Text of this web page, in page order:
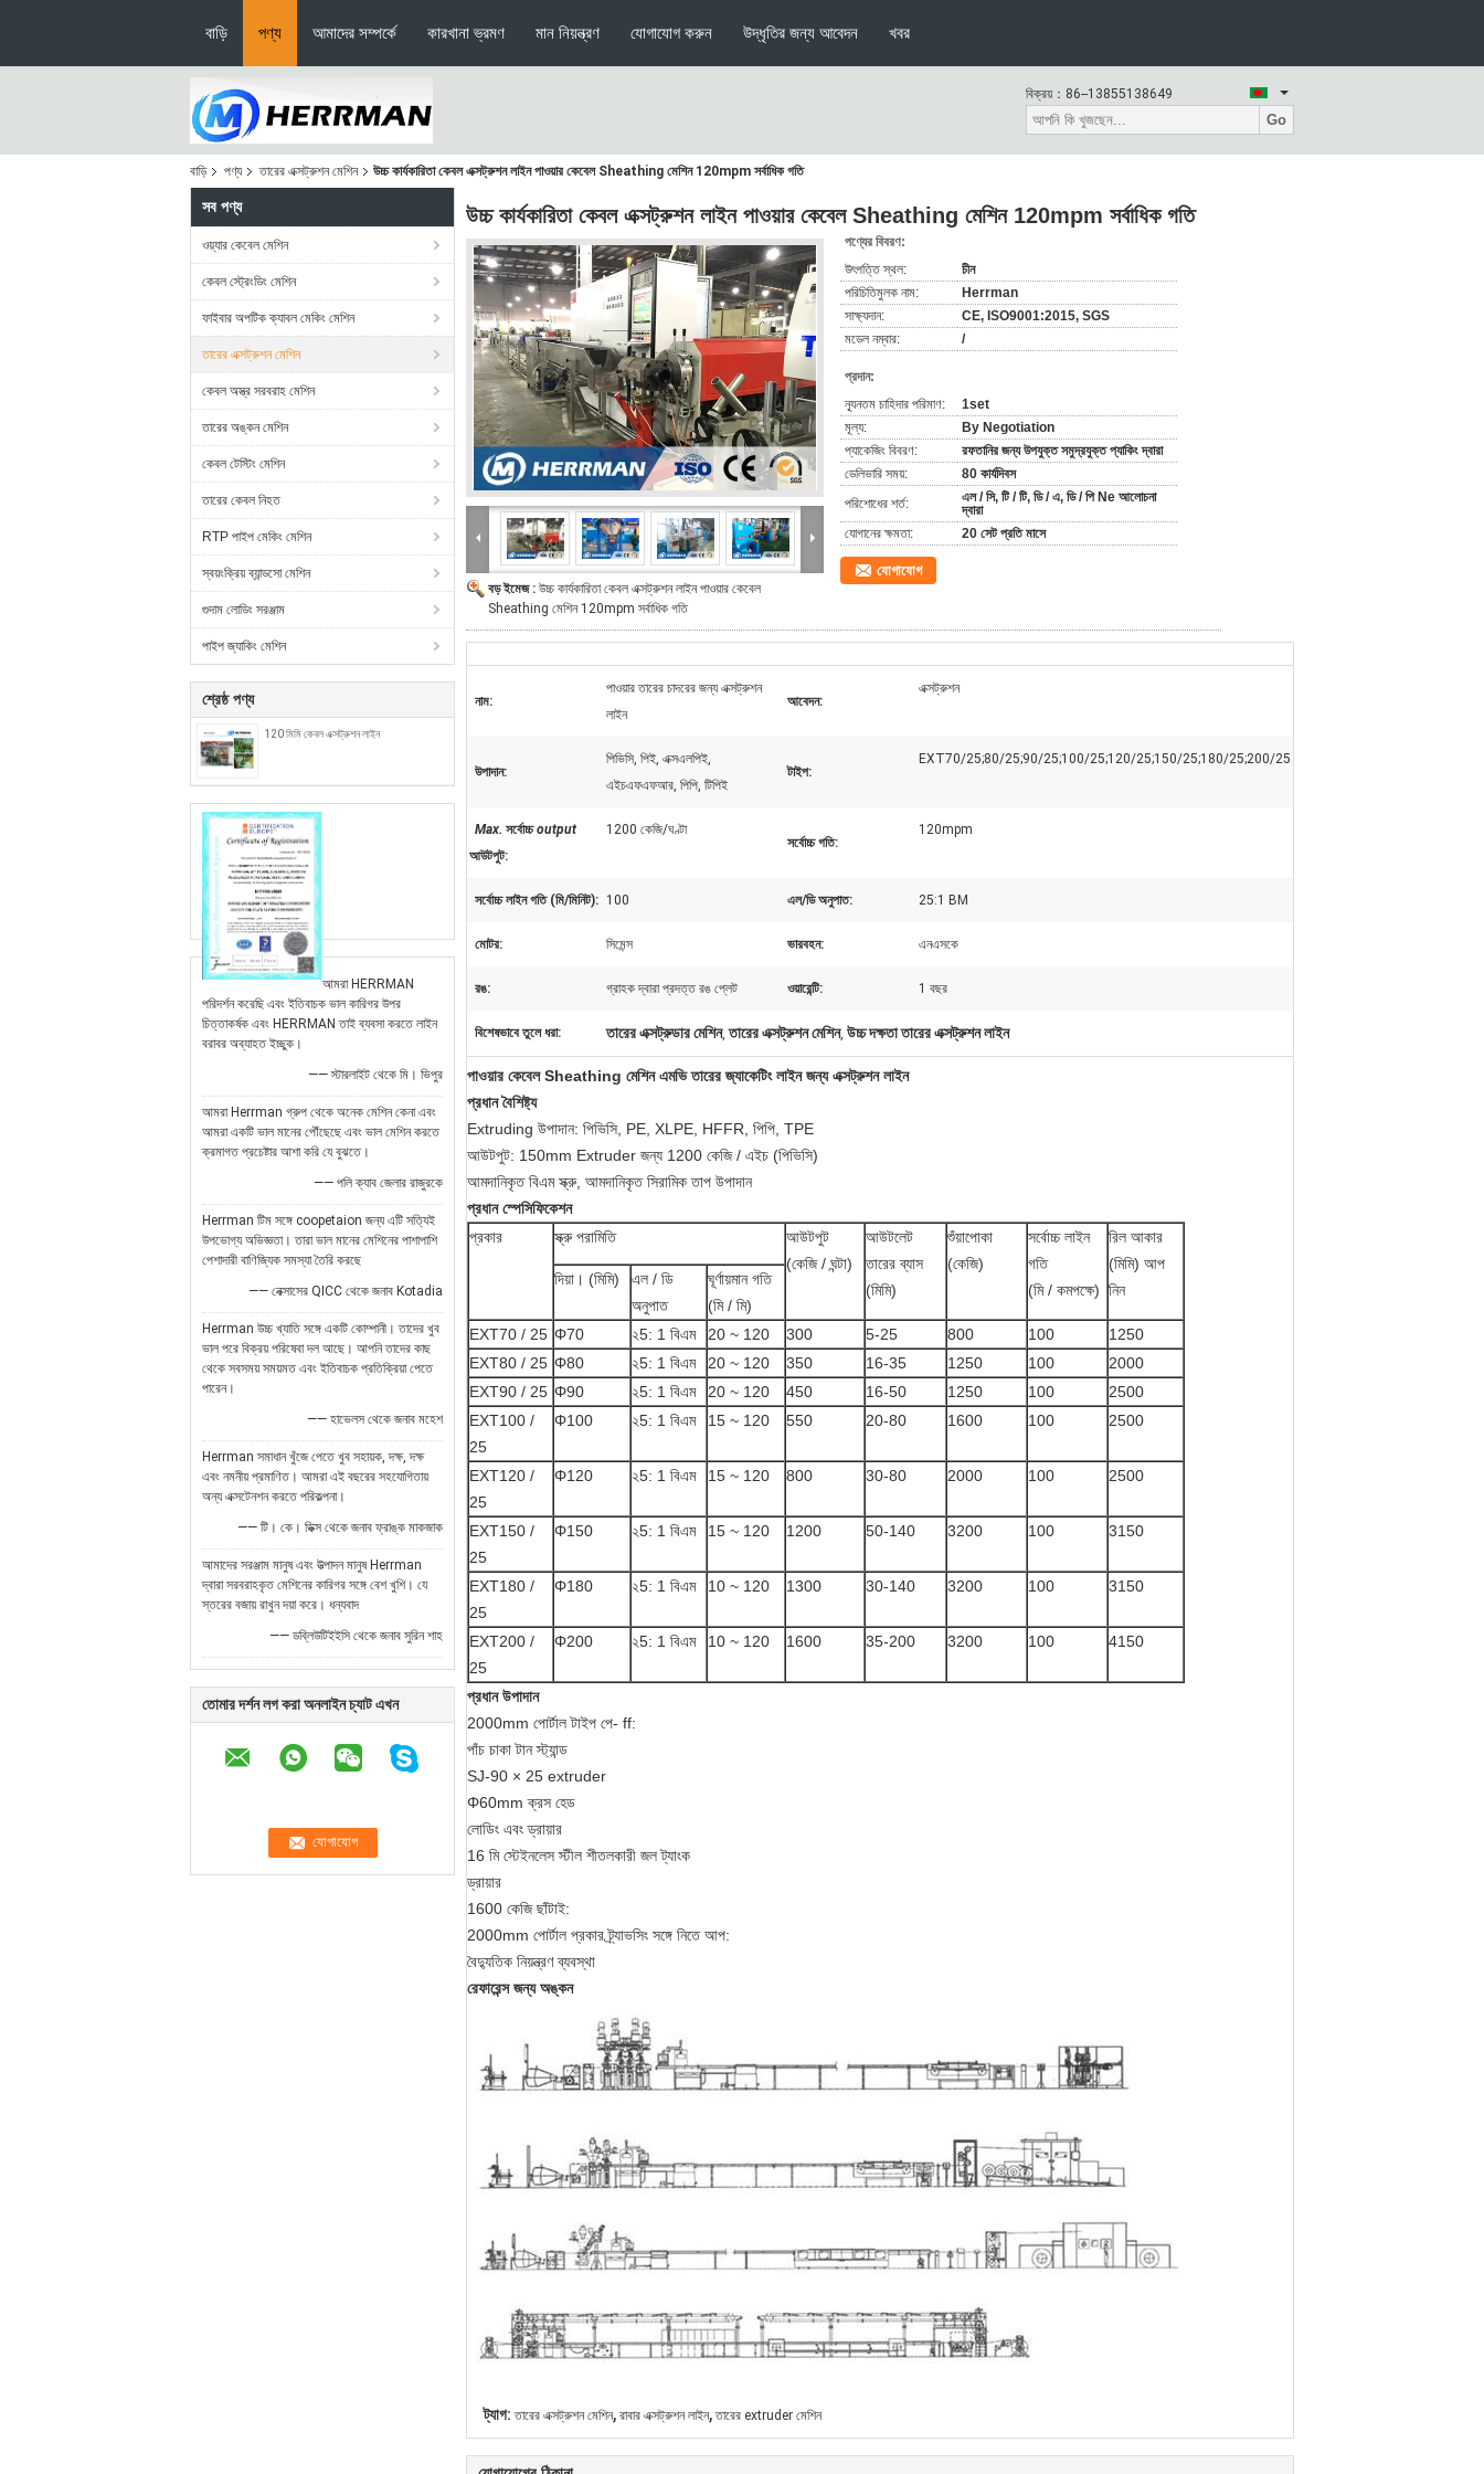
বাড়ি পণ্য আমাদের সম্পর্কে কারখানা ভ্রমণ মান নিয়ন্ত্রণ যোগাযোগ করুন উদ্ধৃতির জন্য আবেদন খবর
বিক্রয়： 86--13855138649
Go
বাড়ি পণ্য তারের এক্সট্রুশন মেশিন উচ্চ কার্যকারিতা কেবল এক্সট্রুশন লাইন পাওয়ার কেবেল Sheathing মেশিন 120mpm সর্বাধিক গতি
সব পণ্য
ওয়্যার কেবেল মেশিন
কেবল স্ট্রেংডিং মেশিন
ফাইবার অপটিক ক্যাবল মেকিং মেশিন
তারের এক্সট্রুশন মেশিন
কেবল অস্ত্র সরবরাহ মেশিন
তারের অঙ্কন মেশিন
কেবল টেস্টিং মেশিন
তারের কেবল নিহত
RTP পাইপ মেকিং মেশিন
স্বয়ংক্রিয় ব্যান্ডসো মেশিন
গুদাম লোডিং সরঞ্জাম
পাইপ জ্যাকিং মেশিন
শ্রেষ্ঠ পণ্য
120 মিমি কেবল এক্সট্রুশন লাইন
আমরা HERRMAN
পরিদর্শন করেছি এবং ইতিবাচক ভাল কারিগর উপর
চিত্তাকর্ষক এবং HERRMAN তাই ব্যবসা করতে লাইন
বরাবর অব্যাহত ইচ্ছুক।
—— স্টারলাইট থেকে মি। ভিপুর
আমরা Herrman গ্রুপ থেকে অনেক মেশিন কেনা এবং
আমরা একটি ভাল মানের পৌঁছেছে এবং ভাল মেশিন করতে
ক্রমাগত প্রচেষ্টার আশা করি যে বুঝতে।
—— পলি ক্যাব জেলার রাজুরকে
Herrman টিম সঙ্গে coopetaion জন্য এটি সত্যিই
উপভোগ্য অভিজ্ঞতা। তারা ভাল মানের মেশিনের পাশাপাশি
পেশাদারী বাণিজ্যিক সমস্যা তৈরি করছে
—— নেক্সাসের QICC থেকে জনাব Kotadia
Herrman উচ্চ খ্যাতি সঙ্গে একটি কোম্পানী। তাদের খুব
ভাল পরে বিক্রয় পরিষেবা দল আছে। আপনি তাদের কাছ
থেকে সবসময় সময়মত এবং ইতিবাচক প্রতিক্রিয়া পেতে
পারেন।
—— হাভেলস থেকে জনাব মহেশ
Herrman সমাধান খুঁজে পেতে খুব সহায়ক, দক্ষ, দক্ষ
এবং নমনীয় প্রমাণিত। আমরা এই বছরের সহযোগিতায়
অন্য এক্সটেনশন করতে পরিকল্পনা।
—— টি। কে। ডিক্স থেকে জনাব ফ্রাঙ্ক মাকজাক
আমাদের সরঞ্জাম মানুষ এবং উত্পাদন মানুষ Herrman
দ্বারা সরবরাহকৃত মেশিনের কারিগর সঙ্গে বেশ খুশি। যে
স্তরের বজায় রাখুন দয়া করে। ধন্যবাদ
—— ডব্লিউটিইইসি থেকে জনাব সুরিন শাহ
তোমার দর্শন লগ করা অনলাইন চ্যাট এখন
উচ্চ কার্যকারিতা কেবল এক্সট্রুশন লাইন পাওয়ার কেবেল Sheathing মেশিন 120mpm সর্বাধিক গতি
বড় ইমেজ : উচ্চ কার্যকারিতা কেবল এক্সট্রুশন লাইন পাওয়ার কেবেল
Sheathing মেশিন 120mpm সর্বাধিক গতি
পণ্যের বিবরণ:
উৎপত্তি স্থল:
চীন
পরিচিতিমুলক নাম:
Herrman
সাক্ষ্যদান:
CE, ISO9001:2015, SGS
মডেল নম্বার:
/
প্রদান:
ন্যূনতম চাহিদার পরিমাণ:
1set
মূল্য:
By Negotiation
প্যাকেজিং বিবরণ:
রফতানির জন্য উপযুক্ত সমুদ্রযুক্ত প্যাকিং দ্বারা
ডেলিভারি সময়:
80 কার্যদিবস
পরিশোধের শর্ত:
এল / সি, টি / টি, ডি / এ, ডি / পি Ne আলোচনা
দ্বারা
যোগানের ক্ষমতা:
20 সেট প্রতি মাসে
যোগাযোগ
নাম:
পাওয়ার তারের চাদরের জন্য এক্সট্রুশন
লাইন
আবেদন:
এক্সট্রুশন
উপাদান:
পিভিসি, পিই, এক্সএলপিই,
এইচএফএফআর, পিপি, টিপিই
টাইপ:
EXT70/25;80/25;90/25;100/25;120/25;150/25;180/25;200/25
Max. সর্বোচ্চ output
আউটপুট:
1200 কেজি/ঘণ্টা
সর্বোচ্চ গতি:
120mpm
সর্বোচ্চ লাইন গতি (মি/মিনিট): 100 এল/ডি অনুপাত: 25:1 BM
মোটর: সিমেন্স ভারবহন: এনএসকে
রঙ: গ্রাহক দ্বারা প্রদত্ত রঙ প্লেট ওয়ারেন্টি: 1 বছর
বিশেষভাবে তুলে ধরা: তারের এক্সট্রুডার মেশিন,তারের এক্সট্রুশন মেশিন, উচ্চ দক্ষতা তারের এক্সট্রুশন লাইন
পাওয়ার কেবেল Sheathing মেশিন এমভি তারের জ্যাকেটিং লাইন জন্য এক্সট্রুশন লাইন
প্রধান বৈশিষ্ট্য
Extruding উপাদান: পিভিসি, PE, XLPE, HFFR, পিপি, TPE
আউটপুট: 150mm Extruder জন্য 1200 কেজি / এইচ (পিভিসি)
আমদানিকৃত বিএম স্ক্রু, আমদানিকৃত সিরামিক তাপ উপাদান
প্রধান স্পেসিফিকেশন
প্রকার
স্ক্রু পরামিতি
আউটপুট
(কেজি / ঘন্টা)
আউটলেট
তারের ব্যাস
(মিমি)
শুঁয়াপোকা
(কেজি)
সর্বোচ্চ লাইন
গতি
(মি / কমপক্ষে)
রিল আকার
(মিমি) আপ
নিন
দিয়া। (মিমি)
এল / ডি
অনুপাত
ঘূর্ণায়মান গতি
(মি / মি)
EXT70 / 25 Φ70 ২5: 1 বিএম 20 ~ 120 300 5-25 800 100
1250
EXT80 / 25 Φ80 ২5: 1 বিএম 20 ~ 120 350 16-35 1250 100
2000
EXT90 / 25 Φ90 ২5: 1 বিএম 20 ~ 120 450 16-50 1250 100
2500
EXT100 /
25
Φ100 ২5: 1 বিএম 15 ~ 120 550 20-80 1600 100 2500
EXT120 /
25
Φ120 ২5: 1 বিএম 15 ~ 120 800 30-80 2000 100 2500
EXT150 /
25
Φ150 ২5: 1 বিএম 15 ~ 120 1200 50-140 3200 100 3150
EXT180 /
25
Φ180 ২5: 1 বিএম 10 ~ 120 1300 30-140 3200 100 3150
EXT200 /
25
Φ200 ২5: 1 বিএম 10 ~ 120 1600 35-200 3200 100 4150
প্রধান উপাদান
2000mm পোর্টাল টাইপ পে- ff:
পাঁচ চাকা টান স্ট্যান্ড
SJ-90 × 25 extruder
Φ60mm ক্রস হেড
লোডিং এবং ড্রায়ার
16 মি স্টেইনলেস স্টীল শীতলকারী জল ট্যাংক
ড্রায়ার
1600 কেজি ছাঁটাই:
2000mm পোর্টাল প্রকার ট্র্যাভসিং সঙ্গে নিতে আপ:
বৈদ্যুতিক নিয়ন্ত্রণ ব্যবস্থা
রেফারেন্স জন্য অঙ্কন
ট্যাগ: তারের এক্সট্রুশন মেশিন, রাবার এক্সট্রুশন লাইন, তারের extruder মেশিন